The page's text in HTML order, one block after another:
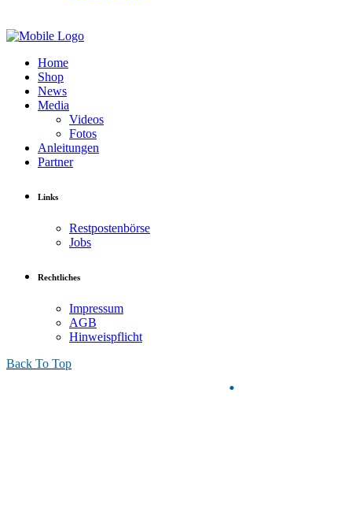
Home
Shop
News
Media
Videos
Fotos
Anleitungen
Partner
Links
Restpostenbörse
Jobs
Rechtliches
Impressum
AGB
Hinweispflicht
Back To Top
.